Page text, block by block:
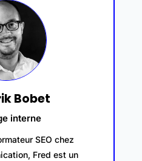
Bobet
interne
SEO chez
Fred est un